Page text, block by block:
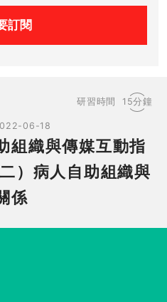
訂閱
06-18
研習時間 15分鐘
組織與傳媒互動指
）病人自助組織與
係